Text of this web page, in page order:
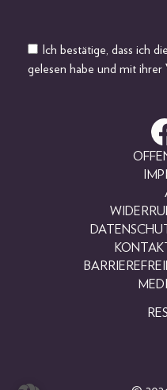
Ich bestätige, dass ich die
gelesen habe und mit ihrer